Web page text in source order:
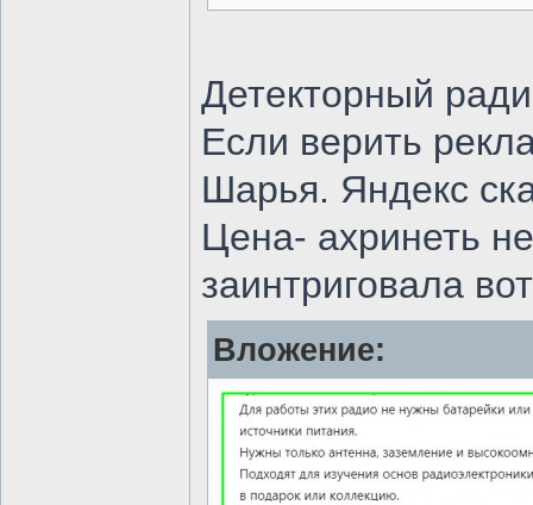
Детекторный
Если верить
Шарья. Яндекс
Цена- ахринеть
заинтриговала
Вложение: